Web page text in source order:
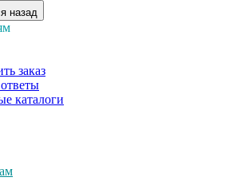
назад
заказ
каталоги